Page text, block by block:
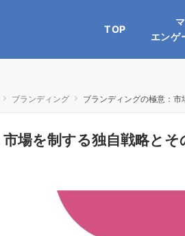
TOP
エンゲ
ブランディング ブランディングの極意：市
場を制する独自戦略とそ